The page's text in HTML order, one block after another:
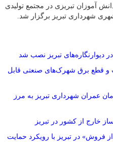
آموزان تبریزی در مجتمع تولیدی
شهرداری تبریز برگزار شد.
دیوارنگاره‌های تبریز نصب شد
و قطع برق شهرک‌های صنعتی قابل
عمران شهرداری تبریز به مرز
خارج از کشور در تبریز
فروش» در تبریز با رویکرد حمایت